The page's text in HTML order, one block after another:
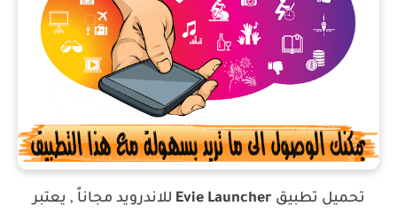
تحميل تطبيقEvie Launcher ‏ للاندرويد مجاناً , يعتبر